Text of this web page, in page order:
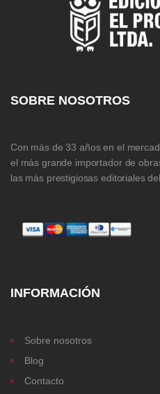
SOBRE NOSOTROS
Con más de 33 años en el
el más grande importador de
las más prestigiosas editoriales
INFORMACIÓN
Sobre nosotros
Blog
Contacto